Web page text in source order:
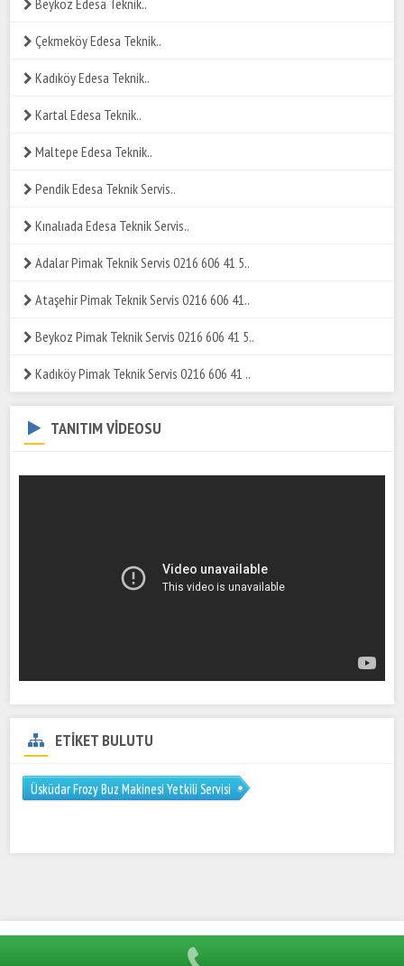
Çekmeköy Edesa Teknik..
Kadıköy Edesa Teknik..
Kartal Edesa Teknik..
Maltepe Edesa Teknik..
Pendik Edesa Teknik Servis..
Kınalıada Edesa Teknik Servis..
Adalar Pimak Teknik Servis 0216 606 41 5..
Ataşehir Pimak Teknik Servis 0216 606 41..
Beykoz Pimak Teknik Servis 0216 606 41 5..
Kadıköy Pimak Teknik Servis 0216 606 41 ..
TANITIM VİDEOSU
ETİKET BULUTU
Üsküdar Frozy Buz Makinesi Yetkili Servisi
Hümel Endüstriyel 0216 606 41 57 Öztiryakiler Mutfak Servisi